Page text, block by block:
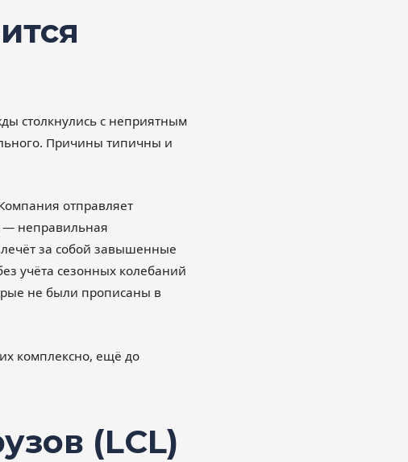
столкнулись с неприятным
Причины типичны и
отправляет
— неправильная
за собой завышенные
учёта сезонных колебаний
не были прописаны в
комплексно, ещё до
(LCL)